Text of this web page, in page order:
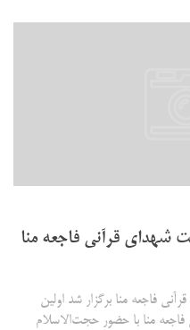
شهدای قرآنی فاجعه منا
فاجعه منا برگزار شد اولین
منا با حضور حجت‌الاسلام